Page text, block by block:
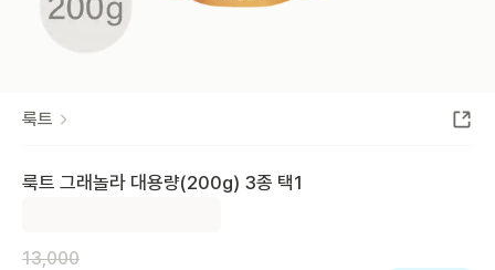
룩트
룩트 그래놀라 대용량(200g) 3종 택1
13,000